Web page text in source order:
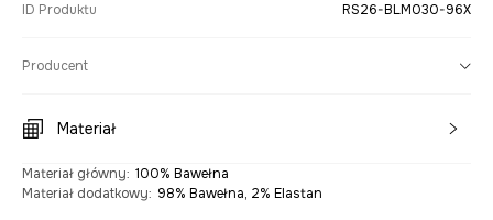
ID Produktu RS26-BLM030-96X
Producent
Materiał
Materiał główny: 100% Bawełna
Materiał dodatkowy: 98% Bawełna, 2% Elastan